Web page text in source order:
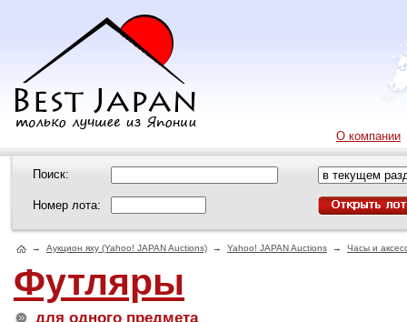
О компании
Поиск:
Номер лота:
→ Аукцион яху (Yahoo! JAPAN Auctions) → Yahoo! JAPAN Auctions → Часы и
Футляры
для одного предмета